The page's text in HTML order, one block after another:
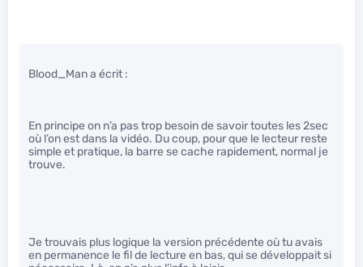
Blood_Man a écrit :
En principe on n’a pas trop besoin de savoir toutes les 2sec
où l’on est dans la vidéo. Du coup, pour que le lecteur reste
simple et pratique, la barre se cache rapidement, normal je
trouve.
Je trouvais plus logique la version précédente où tu avais
en permanence le fil de lecture en bas, qui se développait si